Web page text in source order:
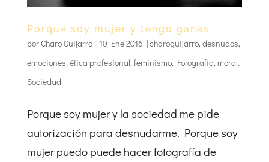
Porque soy mujer y tengo ganas.
porCharo Guijarro|10 Ene 2016 |charoguijarro, desnudos,
emociones, ética profesional, feminismo, Fotografía, moral,
Sociedad
Porque soy mujer y la sociedad me pide
autorización para desnudarme. Porque soy
mujer puedo puede hacer fotografía de